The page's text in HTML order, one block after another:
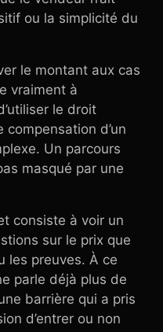
ou la simplicité du
le montant aux cas
vraiment à
le droit
compensation d’un
Un parcours
masqué par une
consiste à voir un
sur le prix que
les preuves. À ce
parle déjà plus de
barrière qui a pris
d’entrer ou non